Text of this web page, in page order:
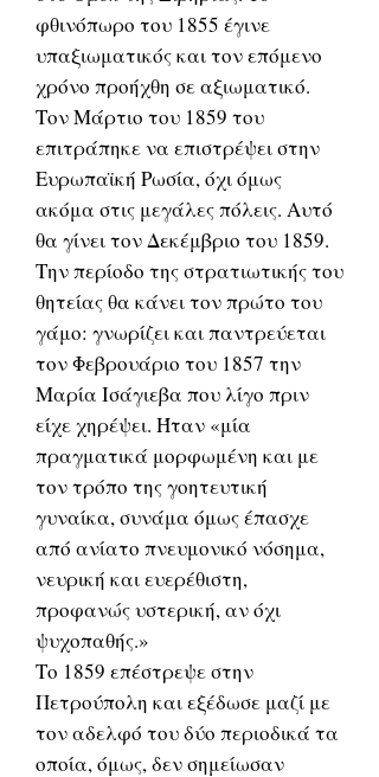
φθινόπωρο του 1855 έγινε
υπαξιωματικός και τον επόμενο
χρόνο προήχθη σε αξιωματικό.
Τον Μάρτιο του 1859 του
επιτράπηκε να επιστρέψει στην
Ευρωπαϊκή Ρωσία, όχι όμως
ακόμα στις μεγάλες πόλεις. Αυτό
θα γίνει τον Δεκέμβριο του 1859.
Την περίοδο της στρατιωτικής του
θητείας θα κάνει τον πρώτο του
γάμο: γνωρίζει και παντρεύεται
τον Φεβρουάριο του 1857 την
Μαρία Ισάγιεβα που λίγο πριν
είχε χηρέψει. Ήταν «μία
πραγματικά μορφωμένη και με
τον τρόπο της γοητευτική
γυναίκα, συνάμα όμως έπασχε
από ανίατο πνευμονικό νόσημα,
νευρική και ευερέθιστη,
προφανώς υστερική, αν όχι
ψυχοπαθής.»
Το 1859 επέστρεψε στην
Πετρούπολη και εξέδωσε μαζί με
τον αδελφό του δύο περιοδικά τα
οποία, όμως, δεν σημείωσαν